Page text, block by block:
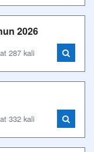
2026
287 kali
332 kali